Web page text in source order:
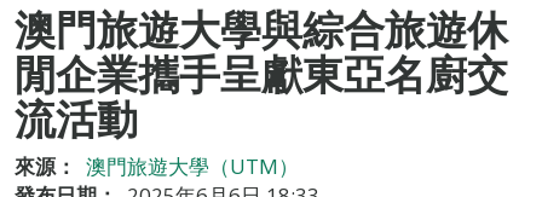
澳門旅遊大學與綜合旅遊休
閒企業攜手呈獻東亞名廚交
流活動
來源：
澳門旅遊大學（UTM）